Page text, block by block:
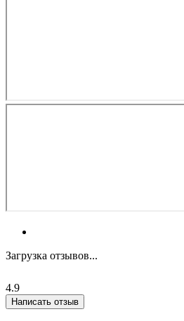
Загрузка отзывов...
4.9
Написать отзыв